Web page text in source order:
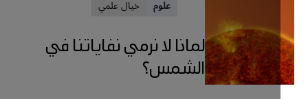
خيال علمي
لماذا لا نرمي نفاياتنا في
الشمس؟